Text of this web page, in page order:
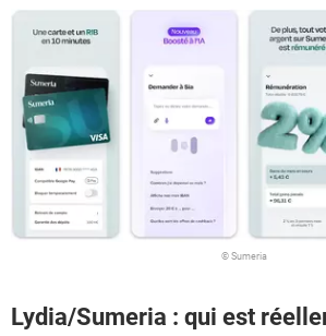
© Sumeria
Lydia/Sumeria : qui est